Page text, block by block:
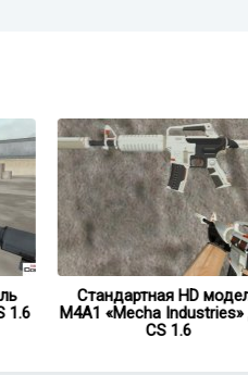
Стандартная HD модель
M4A1 «Mecha Industries» для